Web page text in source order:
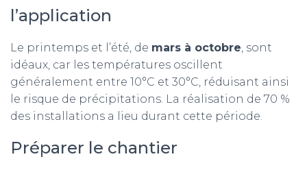
l’application
Le printemps et l’été, de mars à octobre , sont
idéaux, car les températures oscillent
généralement entre 10°C et 30°C, réduisant ainsi
le risque de précipitations. La réalisation de 70 %
des installations a lieu durant cette période.
Préparer le chantier